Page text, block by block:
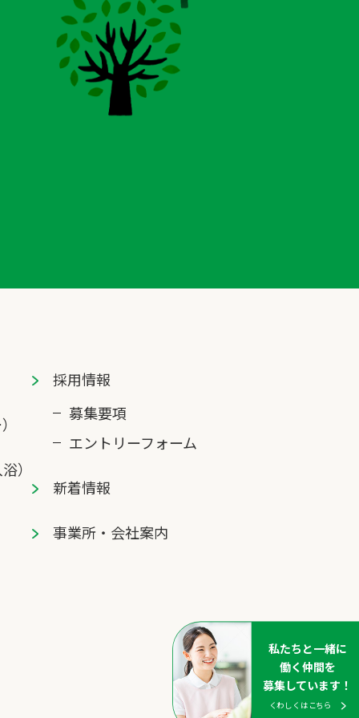
私たちと⼀緒に
働く仲間を
募集しています！
くわしくはこちら
）
採⽤情報
募集要項
エントリーフォーム
新着情報
事業所・会社案内